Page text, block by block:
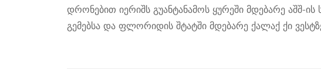
დრონებით იერიშს გუანტანამოს ყურეში მდებარე აშშ-
გემებსა და ფლორიდის შტატში მდებარე ქალაქ ქი